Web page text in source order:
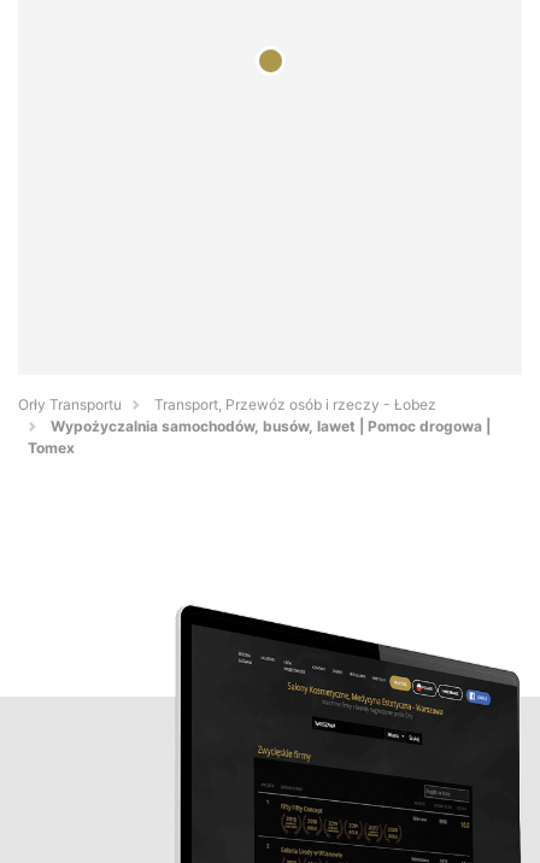
Orły Transportu
Transport, Przewóz osób i rzeczy - Łobez
Wypożyczalnia samochodów, busów, lawet | Pomoc drogowa |
Tomex